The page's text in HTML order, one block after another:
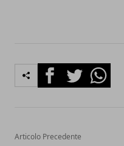
FacebookTwitter
Articolo Precedente